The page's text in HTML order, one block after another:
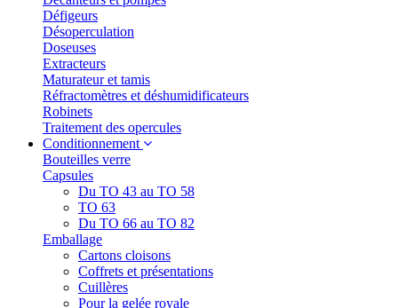
Défigeurs
Désoperculation
Doseuses
Extracteurs
Maturateur et tamis
Réfractomètres et déshumidificateurs
Robinets
Traitement des opercules
Conditionnement
Bouteilles verre
Capsules
Du TO 43 au TO 58
TO 63
Du TO 66 au TO 82
Emballage
Cartons cloisons
Coffrets et présentations
Cuillères
Pour la gelée royale